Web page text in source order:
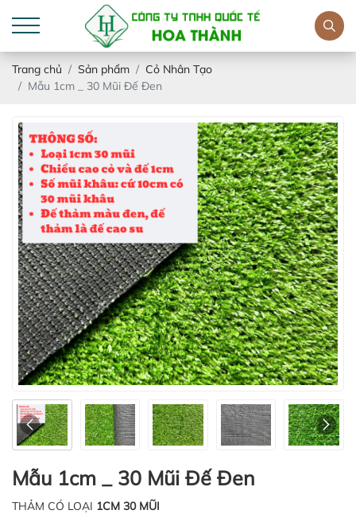
Trang chủ Sản phẩm
Cỏ Nhân Tạo
Mẫu 1cm _ 30 Mũi Đế Đen
Mẫu 1cm _ 30 Mũi Đế Đen
THẢM CÓ LOẠI 1CM 30 MŨI